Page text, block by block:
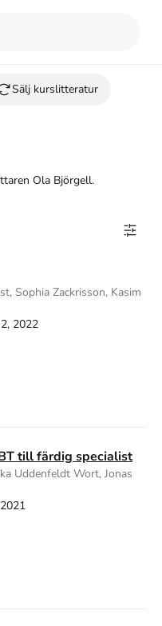
Sälj kurslitteratur
Ola Björgell.
Sophia Zackrisson, Kasim
2022
till färdig specialist
Uddenfeldt Wort, Jonas